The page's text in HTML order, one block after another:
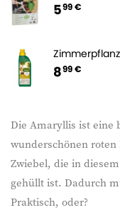
Die Amaryllis ist eine
wunderschönen
Zwiebel, die in
gehüllt ist. Dadurch
Praktisch, oder?
599 €
899 €